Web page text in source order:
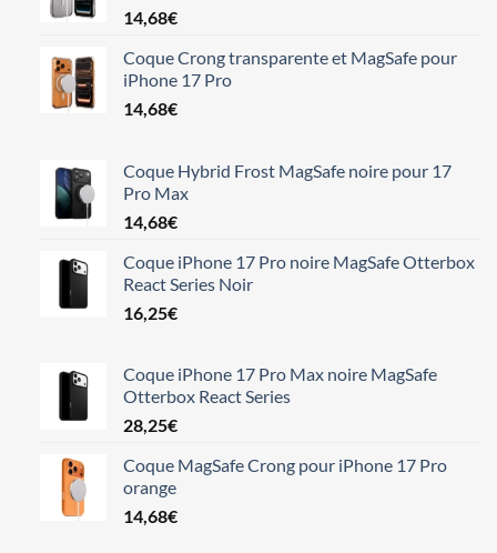
14,68€
Coque Crong transparente et MagSafe pour
iPhone 17 Pro
14,68€
Coque Hybrid Frost MagSafe noire pour 17
Pro Max
14,68€
Coque iPhone 17 Pro noire MagSafe Otterbox
React Series Noir
16,25€
Coque iPhone 17 Pro Max noire MagSafe
Otterbox React Series
28,25€
Coque MagSafe Crong pour iPhone 17 Pro
orange
14,68€